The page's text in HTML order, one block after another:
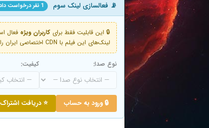
📡 فعالسازی لینک سوم 1 نفر درخواست داده
🔒 این قابلیت فقط برای کاربران ویژه
لینک‌های این فیلم با CDN اختصاصی ایران را ثبت کنید و دقایقی بعد به لینک سوم آن دسترسی خواهید داشت
نوع صدا: کیفیت:
🔒 ورود به حساب ⭐ دریافت